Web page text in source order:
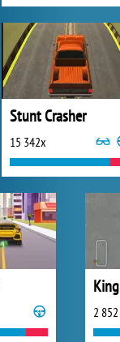
Stunt Crasher
15 342x
2